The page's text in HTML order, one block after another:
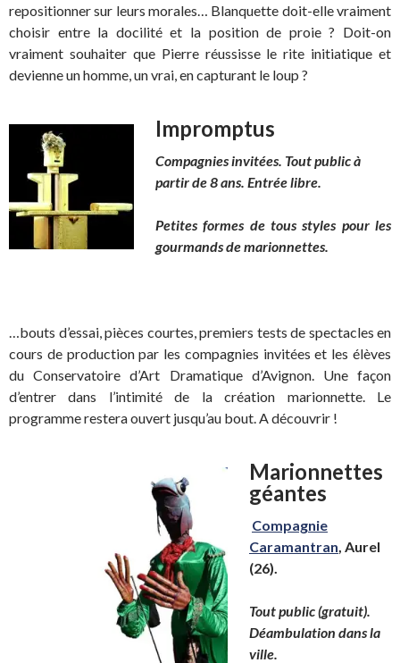
repositionner sur leurs morales… Blanquette doit-elle vraiment
choisir entre la docilité et la position de proie ? Doit-on
vraiment souhaiter que Pierre réussisse le rite initiatique et
devienne un homme, un vrai, en capturant le loup ?
Impromptus
Compagnies invitées. Tout public à
partir de 8 ans. Entrée libre.
Petites formes de tous styles pour les
gourmands de marionnettes.
…bouts d’essai, pièces courtes, premiers tests de spectacles en
cours de production par les compagnies invitées et les élèves
du Conservatoire d’Art Dramatique d’Avignon. Une façon
d’entrer dans l’intimité de la création marionnette. Le
programme restera ouvert jusqu’au bout. A découvrir !
Marionnettes
géantes
Compagnie
Caramantran , Aurel
(26).
Tout public (gratuit).
Déambulation dans la
ville.